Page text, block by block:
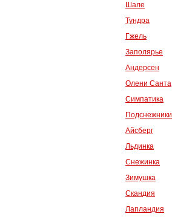
Шале
Тундра
Гжель
Заполярье
Андерсен
Олени Санта
Симпатика
Подснежники
Айсберг
Льдинка
Снежинка
Зимушка
Скандия
Лапландия